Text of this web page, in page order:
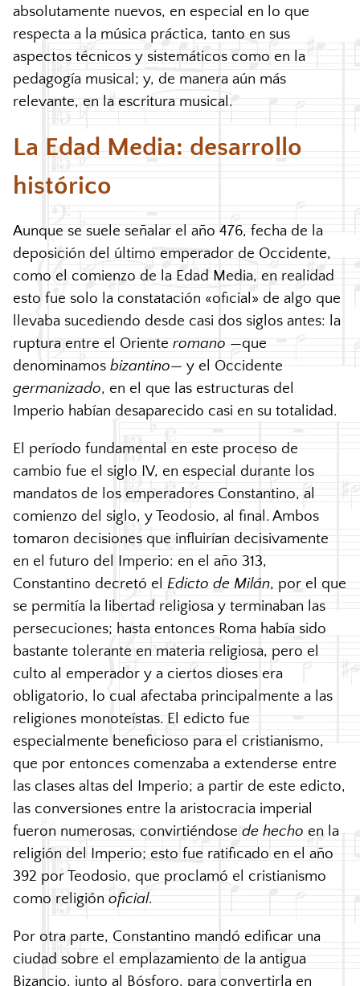
absolutamente nuevos, en especial en lo que
respecta a la música práctica, tanto en sus
aspectos técnicos y sistemáticos como en la
pedagogía musical; y, de manera aún más
relevante, en la escritura musical.
La Edad Media: desarrollo
histórico
Aunque se suele señalar el año 476, fecha de la
deposición del último emperador de Occidente,
como el comienzo de la Edad Media, en realidad
esto fue solo la constatación «oficial» de algo que
llevaba sucediendo desde casi dos siglos antes: la
ruptura entre el Oriente romano —que
denominamos bizantino— y el Occidente
germanizado, en el que las estructuras del
Imperio habían desaparecido casi en su totalidad.
El período fundamental en este proceso de
cambio fue el siglo IV, en especial durante los
mandatos de los emperadores Constantino, al
comienzo del siglo, y Teodosio, al final. Ambos
tomaron decisiones que influirían decisivamente
en el futuro del Imperio: en el año 313,
Constantino decretó el Edicto de Milán, por el que
se permitía la libertad religiosa y terminaban las
persecuciones; hasta entonces Roma había sido
bastante tolerante en materia religiosa, pero el
culto al emperador y a ciertos dioses era
obligatorio, lo cual afectaba principalmente a las
religiones monoteístas. El edicto fue
especialmente beneficioso para el cristianismo,
que por entonces comenzaba a extenderse entre
las clases altas del Imperio; a partir de este edicto,
las conversiones entre la aristocracia imperial
fueron numerosas, convirtiéndose de hecho en la
religión del Imperio; esto fue ratificado en el año
392 por Teodosio, que proclamó el cristianismo
como religión oficial.
Por otra parte, Constantino mandó edificar una
ciudad sobre el emplazamiento de la antigua
Bizancio, junto al Bósforo, para convertirla en